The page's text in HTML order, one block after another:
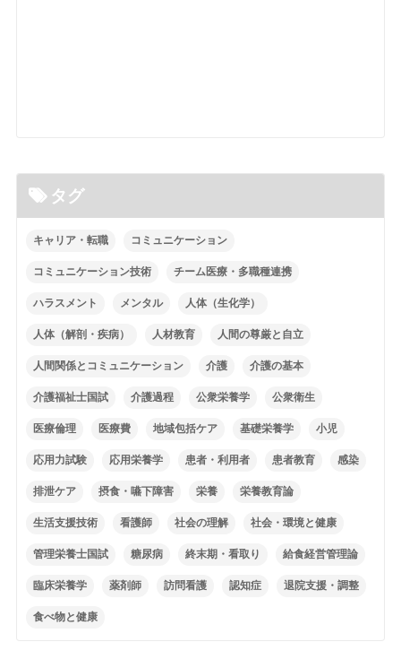
タグ
キャリア・転職 コミュニケーション
コミュニケーション技術 チーム医療・多職種連携
ハラスメント メンタル 人体（生化学）
人体（解剖・疾病） 人材教育 人間の尊厳と自立
人間関係とコミュニケーション 介護 介護の基本
介護福祉士国試 介護過程 公衆栄養学 公衆衛生
医療倫理 医療費 地域包括ケア 基礎栄養学 小児
応用力試験 応用栄養学 患者・利用者 患者教育 感染
排泄ケア 摂食・嚥下障害 栄養 栄養教育論
生活支援技術 看護師 社会の理解 社会・環境と健康
管理栄養士国試 糖尿病 終末期・看取り 給食経営管理論
臨床栄養学 薬剤師 訪問看護 認知症 退院支援・調整
食べ物と健康